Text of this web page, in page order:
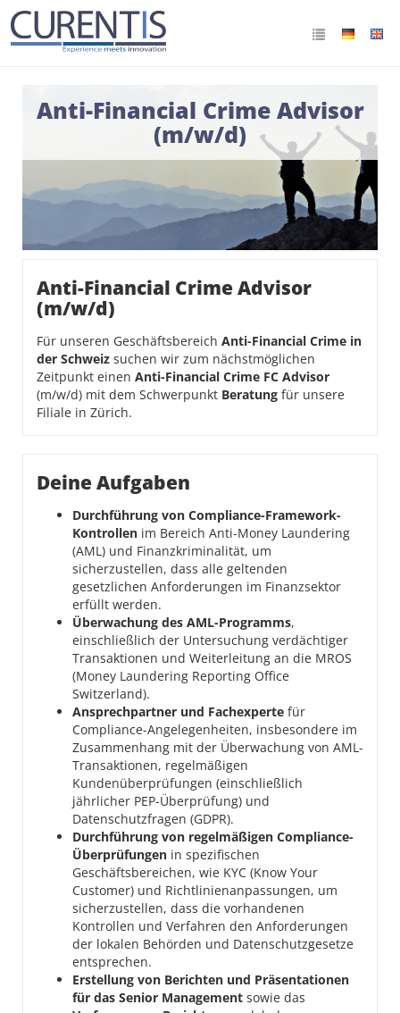
Anti-Financial Crime Advisor
(m/w/d)
Anti-Financial Crime Advisor
(m/w/d)
Für unseren Geschäftsbereich Anti-Financial Crime in
der Schweiz suchen wir zum nächstmöglichen
Zeitpunkt einen Anti-Financial Crime FC Advisor
(m/w/d) mit dem Schwerpunkt Beratung für unsere
Filiale in Zürich.
Deine Aufgaben
Durchführung von Compliance-Framework-
Kontrollen im Bereich Anti-Money Laundering
(AML) und Finanzkriminalität, um
sicherzustellen, dass alle geltenden
gesetzlichen Anforderungen im Finanzsektor
erfüllt werden.
Überwachung des AML-Programms,
einschließlich der Untersuchung verdächtiger
Transaktionen und Weiterleitung an die MROS
(Money Laundering Reporting Office
Switzerland).
Ansprechpartner und Fachexperte für
Compliance-Angelegenheiten, insbesondere im
Zusammenhang mit der Überwachung von AML-
Transaktionen, regelmäßigen
Kundenüberprüfungen (einschließlich
jährlicher PEP-Überprüfung) und
Datenschutzfragen (GDPR).
Durchführung von regelmäßigen Compliance-
Überprüfungen in spezifischen
Geschäftsbereichen, wie KYC (Know Your
Customer) und Richtlinienanpassungen, um
sicherzustellen, dass die vorhandenen
Kontrollen und Verfahren den Anforderungen
der lokalen Behörden und Datenschutzgesetze
entsprechen.
Erstellung von Berichten und Präsentationen
für das Senior Management sowie das